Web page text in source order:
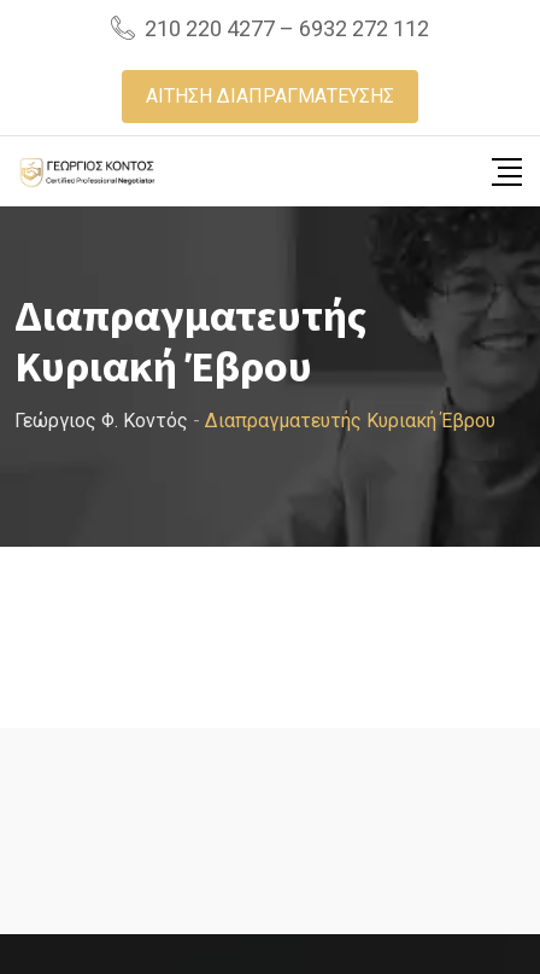
210 220 4277 – 6932 272 112
ΑΙΤΗΣΗ ΔΙΑΠΡΑΓΜΑΤΕΥΣΗΣ
Διαπραγματευτής
Κυριακή Έβρου
Γεώργιος Φ. Κοντός - Διαπραγματευτής Κυριακή Έβρου